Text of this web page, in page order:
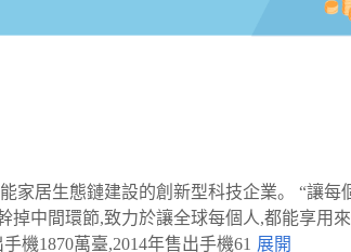
居生態鏈建設的創新型科技企業。 “讓
中間環節,致力於讓全球每個人,都能享用
機1870萬臺,2014年售出手機61